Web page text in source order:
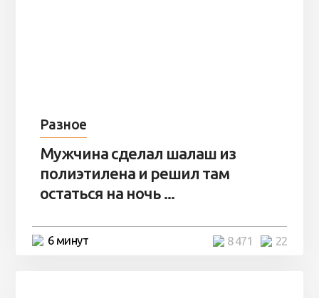
Разное
Мужчина сделал шалаш из
полиэтилена и решил там
остаться на ночь ...
6 минут 22
8 471